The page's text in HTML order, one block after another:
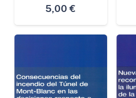
5,00 €